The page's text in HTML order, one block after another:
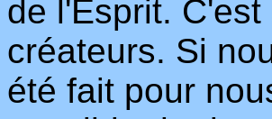
de l'Esprit.
créateurs. Si
été fait pour